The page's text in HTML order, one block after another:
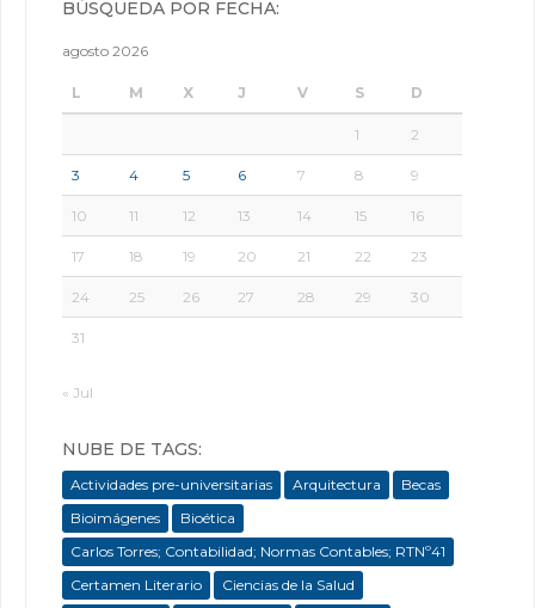
BÚSQUEDA POR FECHA:
agosto 2026
L M X J V S D
1 2
3 4 5 6 7 8 9
10 11 12 13 14 15 16
17 18 19 20 21 22 23
24 25 26 27 28 29 30
31
« Jul
NUBE DE TAGS:
Actividades pre-universitarias Arquitectura
Becas
Bioimágenes
Bioética
Carlos Torres; Contabilidad; Normas Contables; RTNº41
Certamen Literario
Ciencias de la Salud